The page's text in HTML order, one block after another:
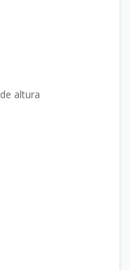
altura